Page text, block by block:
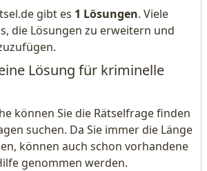
gibt es 1 Lösungen. Viele
die Lösungen zu erweitern und
Lösung für kriminelle
können Sie die Rätselfrage finden
suchen. Da Sie immer die Länge
können auch schon vorhandene
genommen werden.